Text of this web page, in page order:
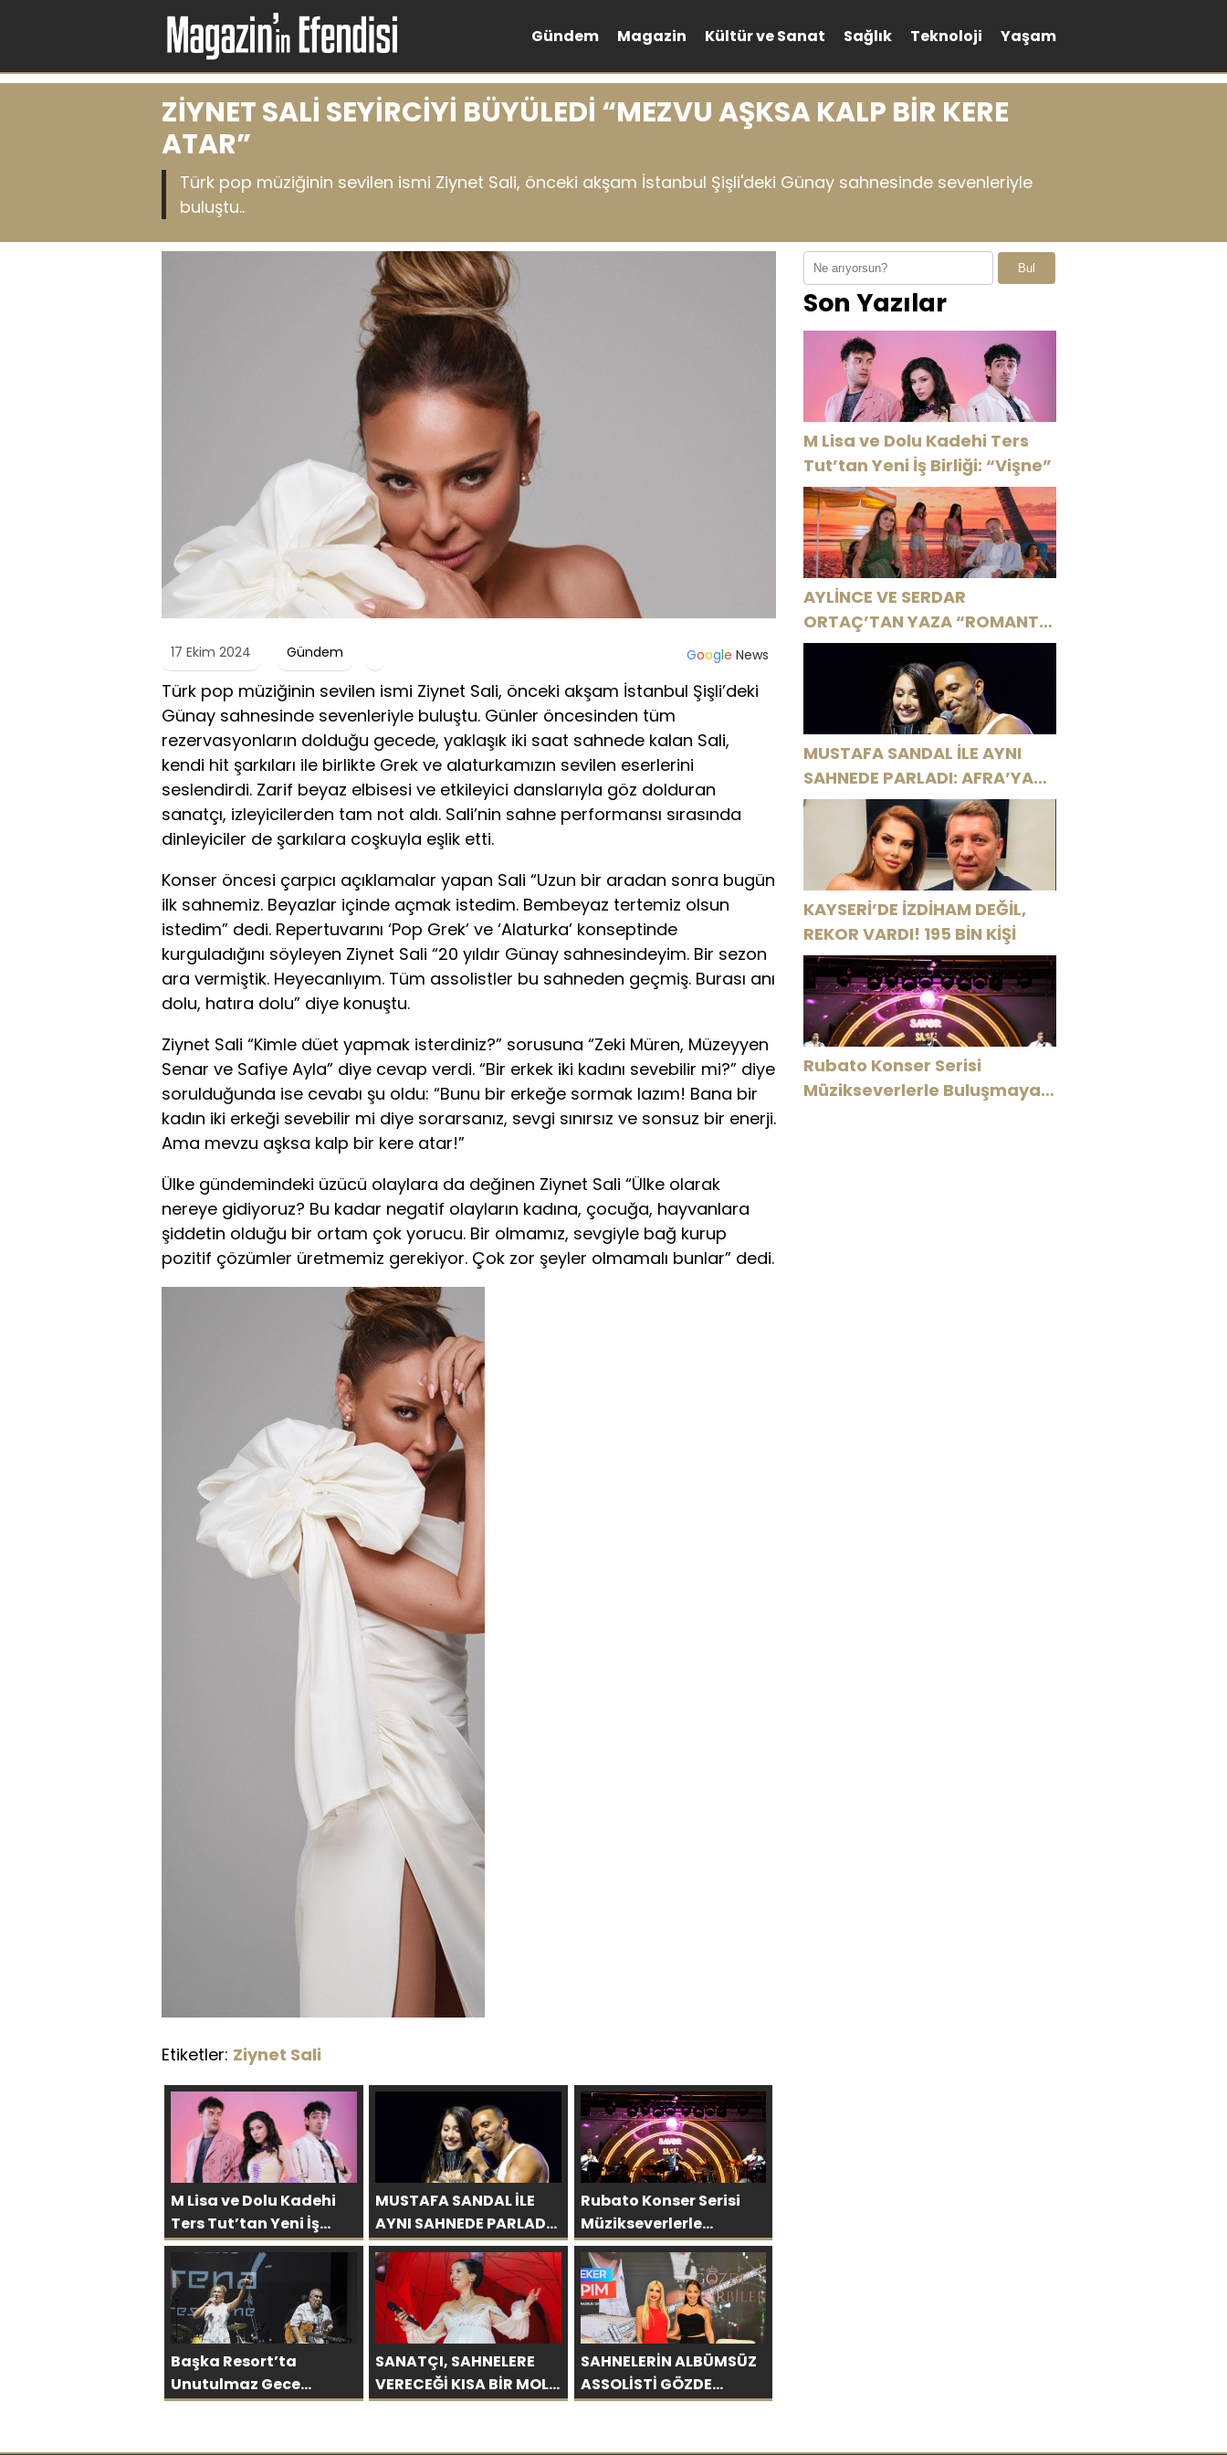
Gündem Magazin Kültür ve Sanat Sağlık Teknoloji Yaşam
ZİYNET SALİ SEYİRCİYİ BÜYÜLEDİ “MEZVU AŞKSA KALP BİR KERE
ATAR”
Türk pop müziğinin sevilen ismi Ziynet Sali, önceki akşam İstanbul Şişli'deki Günay sahnesinde sevenleriyle
buluştu..
17 Ekim 2024 Gündem Google News
Türk pop müziğinin sevilen ismi Ziynet Sali, önceki akşam İstanbul Şişli’deki
Günay sahnesinde sevenleriyle buluştu. Günler öncesinden tüm
rezervasyonların dolduğu gecede, yaklaşık iki saat sahnede kalan Sali,
kendi hit şarkıları ile birlikte Grek ve alaturkamızın sevilen eserlerini
seslendirdi. Zarif beyaz elbisesi ve etkileyici danslarıyla göz dolduran
sanatçı, izleyicilerden tam not aldı. Sali’nin sahne performansı sırasında
dinleyiciler de şarkılara coşkuyla eşlik etti.
Konser öncesi çarpıcı açıklamalar yapan Sali “Uzun bir aradan sonra bugün
ilk sahnemiz. Beyazlar içinde açmak istedim. Bembeyaz tertemiz olsun
istedim” dedi. Repertuvarını ‘Pop Grek’ ve ‘Alaturka’ konseptinde
kurguladığını söyleyen Ziynet Sali “20 yıldır Günay sahnesindeyim. Bir sezon
ara vermiştik. Heyecanlıyım. Tüm assolistler bu sahneden geçmiş. Burası anı
dolu, hatıra dolu” diye konuştu.
Ziynet Sali “Kimle düet yapmak isterdiniz?” sorusuna “Zeki Müren, Müzeyyen
Senar ve Safiye Ayla” diye cevap verdi. “Bir erkek iki kadını sevebilir mi?” diye
sorulduğunda ise cevabı şu oldu: “Bunu bir erkeğe sormak lazım! Bana bir
kadın iki erkeği sevebilir mi diye sorarsanız, sevgi sınırsız ve sonsuz bir enerji.
Ama mevzu aşksa kalp bir kere atar!”
Ülke gündemindeki üzücü olaylara da değinen Ziynet Sali “Ülke olarak
nereye gidiyoruz? Bu kadar negatif olayların kadına, çocuğa, hayvanlara
şiddetin olduğu bir ortam çok yorucu. Bir olmamız, sevgiyle bağ kurup
pozitif çözümler üretmemiz gerekiyor. Çok zor şeyler olmamalı bunlar” dedi.
Etiketler: Ziynet Sali
M Lisa ve Dolu Kadehi
Ters Tut’tan Yeni İş
Birliği: “Vişne”
MUSTAFA SANDAL İLE
AYNI SAHNEDE PARLADI:
AFRA’YA HARBİYE’DE
BÜYÜK ALKIŞ
Rubato Konser Serisi
Müzikseverlerle
Buluşmaya Devam
Ediyor
Başka Resort’ta
Unutulmaz Gece
Özülkü Çifti Bodrum’u
SANATÇI, SAHNELERE
VERECEĞİ KISA BİR MOLA
ÖNCESİ 13 AĞUSTOS’TA
SAHNELERİN ALBÜMSÜZ
ASSOLİSTİ GÖZDE
DEMİRBİLEK, NR1
Bul
Son Yazılar
M Lisa ve Dolu Kadehi Ters
Tut’tan Yeni İş Birliği: “Vişne”
AYLİNCE VE SERDAR
ORTAÇ’TAN YAZA “ROMANTİK
AŞK” BOMBASI!
MUSTAFA SANDAL İLE AYNI
SAHNEDE PARLADI: AFRA’YA
HARBİYE’DE BÜYÜK ALKIŞ
KAYSERİ’DE İZDİHAM DEĞİL,
REKOR VARDI! 195 BİN KİŞİ
Rubato Konser Serisi
Müzikseverlerle Buluşmaya